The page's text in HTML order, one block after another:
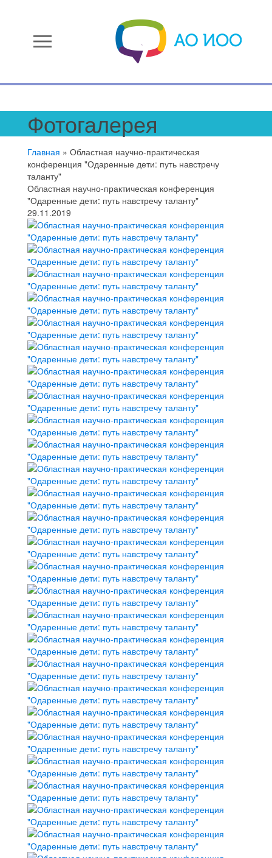
menu
Фотогалерея
Главная » Областная научно-практическая
конференция "Одаренные дети: путь навстречу
таланту"
Областная научно-практическая конференция
"Одаренные дети: путь навстречу таланту"
29.11.2019